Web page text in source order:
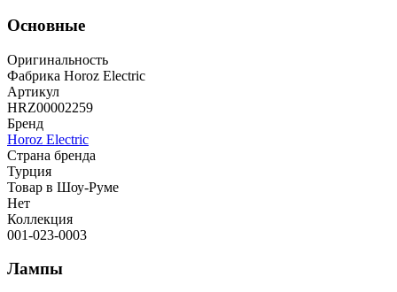
Основные
Оригинальность
Фабрика Horoz Electric
Артикул
HRZ00002259
Бренд
Horoz Electric
Страна бренда
Турция
Товар в Шоу-Руме
Нет
Коллекция
001-023-0003
Лампы